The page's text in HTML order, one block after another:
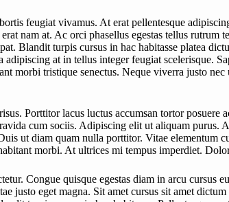
feugiat vivamus. At erat pellentesque
nam at. Ac orci phasellus egestas tellus
Blandit turpis cursus in hac habitasse platea
at in tellus integer feugiat scelerisque.
morbi tristique senectus. Neque viverra justo
Porttitor lacus luctus accumsan tortor
cum sociis. Adipiscing elit ut aliquam
ut diam quam nulla porttitor. Vitae
morbi. At ultrices mi tempus imperdiet.
Congue quisque egestas diam in arcu
justo eget magna. Sit amet cursus sit amet